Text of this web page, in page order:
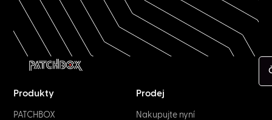
Produkty
PATCHBOX
Prodej
Nakupujte nyní